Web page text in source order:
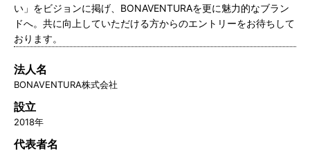
い」をビジョンに掲げ、BONAVENTURAを更に魅力的なブラン
ドへ。共に向上していただける方からのエントリーをお待ちして
おります。
法人名
BONAVENTURA株式会社
設立
2018年
代表者名